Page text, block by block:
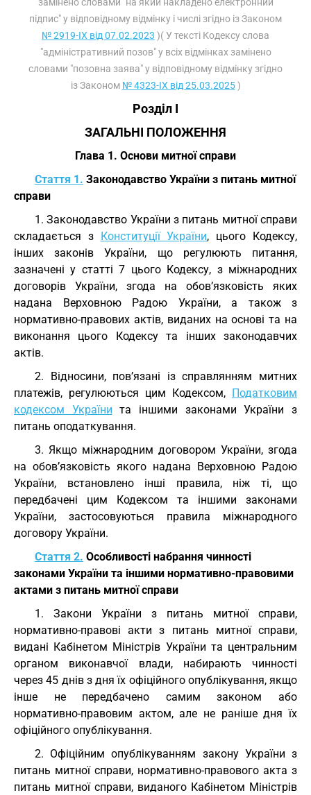
підпис" у відповідному відмінку і числі згідно із Законом
№ 2919-IX від 07.02.2023 )( У тексті Кодексу слова
"адміністративний позов" у всіх відмінках замінено
словами "позовна заява" у відповідному відмінку згідно
із Законом № 4323-IX від 25.03.2025)
Розділ I
ЗАГАЛЬНІ ПОЛОЖЕННЯ
Глава 1. Основи митної справи
Стаття 1. Законодавство України з питань митної
справи
1. Законодавство України з питань митної справи
складається з Конституції України, цього Кодексу,
інших законів України, що регулюють питання,
зазначені у статті 7 цього Кодексу, з міжнародних
договорів України, згода на обов’язковість яких
надана Верховною Радою України, а також з
нормативно-правових актів, виданих на основі та на
виконання цього Кодексу та інших законодавчих
актів.
2. Відносини, пов’язані із справлянням митних
платежів, регулюються цим Кодексом, Податковим
кодексом України та іншими законами України з
питань оподаткування.
3. Якщо міжнародним договором України, згода
на обов’язковість якого надана Верховною Радою
України, встановлено інші правила, ніж ті, що
передбачені цим Кодексом та іншими законами
України, застосовуються правила міжнародного
договору України.
Стаття 2. Особливості набрання чинності
законами України та іншими нормативно-правовими
актами з питань митної справи
1. Закони України з питань митної справи,
нормативно-правові акти з питань митної справи,
видані Кабінетом Міністрів України та центральним
органом виконавчої влади, набирають чинності
через 45 днів з дня їх офіційного опублікування, якщо
інше не передбачено самим законом або
нормативно-правовим актом, але не раніше дня їх
офіційного опублікування.
2. Офіційним опублікуванням закону України з
питань митної справи, нормативно-правового акта з
питань митної справи, виданого Кабінетом Міністрів